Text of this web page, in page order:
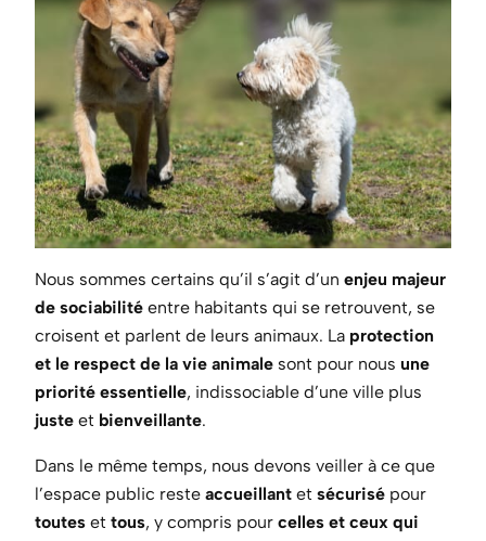
Nous sommes certains qu’il s’agit d’un enjeu majeur
de sociabilité entre habitants qui se retrouvent, se
croisent et parlent de leurs animaux. La protection
et le respect de la vie animale sont pour nous une
priorité essentielle, indissociable d’une ville plus
juste et bienveillante.
Dans le même temps, nous devons veiller à ce que
l’espace public reste accueillant et sécurisé pour
toutes et tous, y compris pour celles et ceux qui